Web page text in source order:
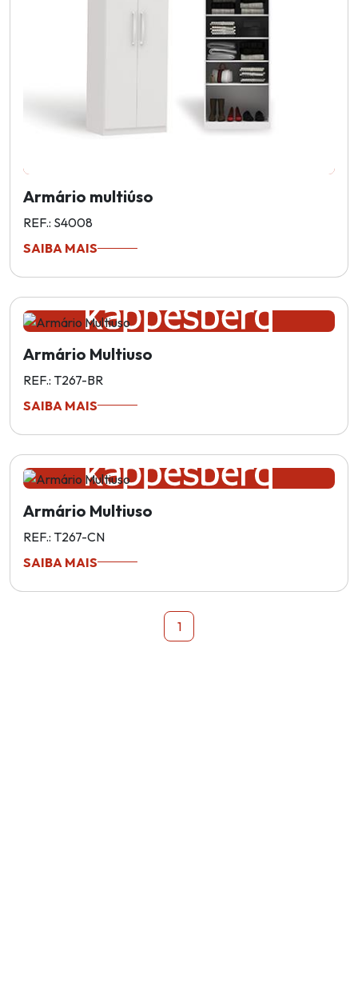
Armário multiúso
REF.: S4008
SAIBA MAIS
Armário Multiuso
REF.: T267-BR
SAIBA MAIS
Armário Multiuso
REF.: T267-CN
SAIBA MAIS
1